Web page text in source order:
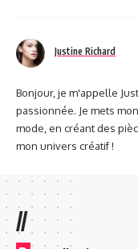
Justine Richard
Bonjour, je m'appelle
passionnée. Je mets
mode, en créant des
mon univers créatif !
//